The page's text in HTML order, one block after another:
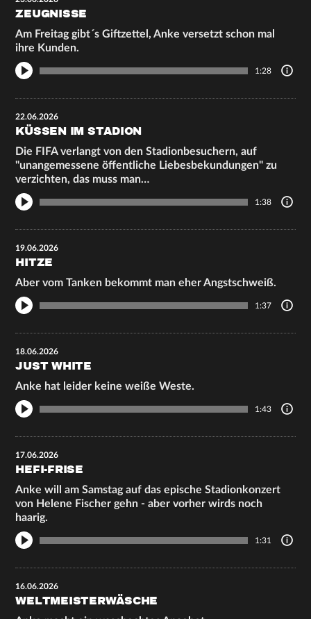
ZEUGNISSE
Am Freitag gibt´s Giftzettel, Anke versetzt schon mal
ihre Kunden.
1:28
22.06.2026
KÜSSEN IM STADION
Die FIFA verlangt von den Stadionbesuchern, auf
"unangemessene öffentliche Liebesbekundungen" zu
verzichten, das muss man…
1:38
19.06.2026
HITZE
Aber vom Tanken bekommt man eher Angstschweiß.
1:37
18.06.2026
JUST WHITE
Anke hat leider keine weiße Weste.
1:43
17.06.2026
HEFI-FRISE
Anke will am Samstag auf das epische Stadionkonzert
von Helene Fischer gehn - aber vorher wirds noch
haarig.
1:31
16.06.2026
WELTMEISTERWÄSCHE